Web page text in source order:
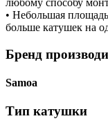
любому способу
• Небольшая
больше катушек на
Бренд
Samoa
Тип катушки